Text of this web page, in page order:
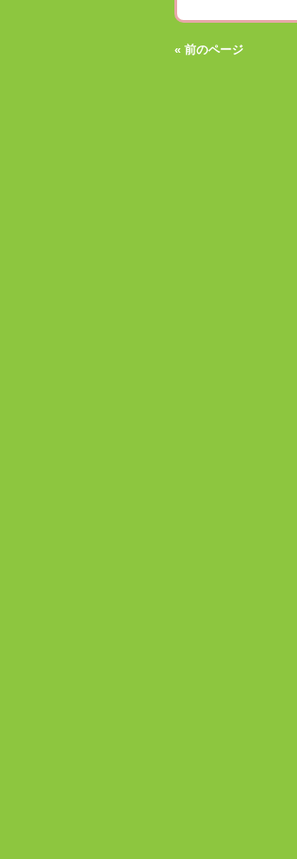
« 前のページ